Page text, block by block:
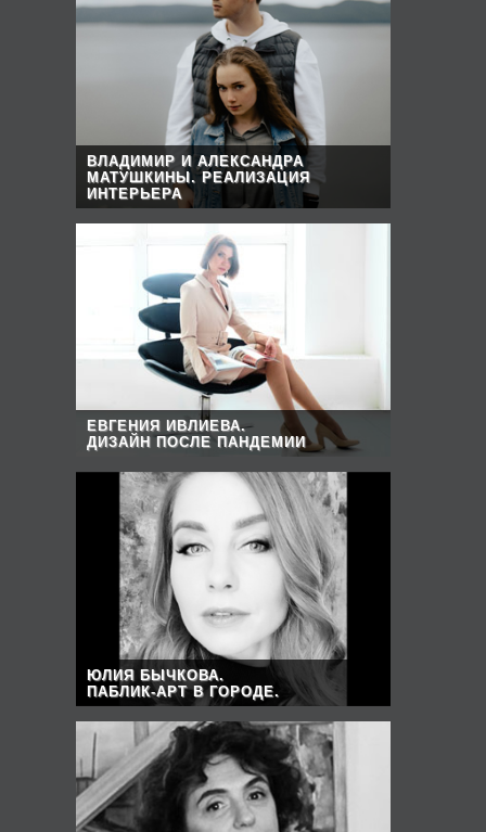
ВЛАДИМИР И АЛЕКСАНДРА
МАТУШКИНЫ. РЕАЛИЗАЦИЯ
ИНТЕРЬЕРА
ЕВГЕНИЯ ИВЛИЕВА.
ДИЗАЙН ПОСЛЕ ПАНДЕМИИ
ЮЛИЯ БЫЧКОВА.
ПАБЛИК-АРТ В ГОРОДЕ.